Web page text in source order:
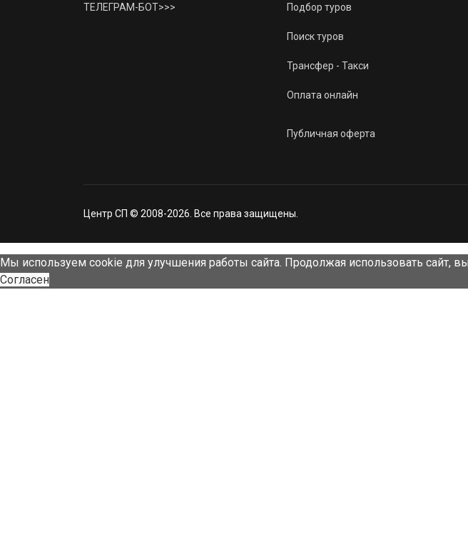
ТЕЛЕГРАМ-БОТ>>> Подбор туров
Поиск туров
Трансфер - Такси
Оплата онлайн
Публичная оферта
Центр СП © 2008-2026. Все права защищены.
Мы используем cookie для улучшения работы сайта. Продолжая использовать сайт,
Согласен